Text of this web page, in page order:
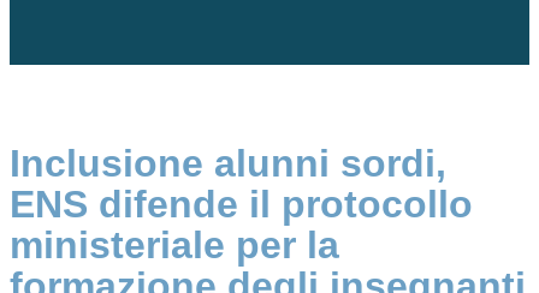
Inclusione alunni sordi,
ENS difende il protocollo
ministeriale per la